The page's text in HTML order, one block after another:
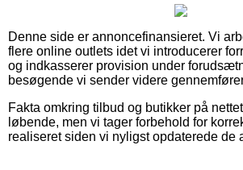
Denne side er annoncefinansieret. Vi
flere online outlets idet vi introducerer
og indkasserer provision under
besøgende vi sender videre
Fakta omkring tilbud og butikker på
løbende, men vi tager forbehold for
realiseret siden vi nyligst opdaterede de